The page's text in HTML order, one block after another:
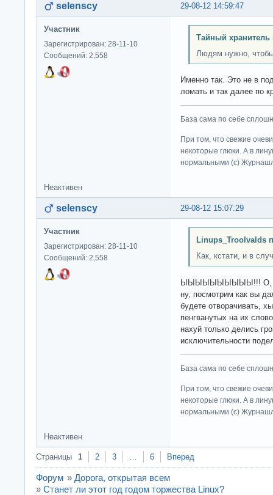
29-08-12 14:59:47
selenscy
Участник
Зарегистрирован: 28-11-10
Сообщений: 2,558
Тайный хранитель
Людям нужно,
Именно так. Это не в
ломать и так далее по
База сама по себе
При том, что свежие
некоторые глюки. А в
нормальными (c)
Неактивен
29-08-12 15:07:29
selenscy
Участник
Зарегистрирован: 28-11-10
Сообщений: 2,558
Linups_Troolvalds
Как, кстати, и в
ЫЫЫЫЫЫЫЫЫЫ!!! О,
ну, посмотрим как вы
будете отворачивать,
пенгванутых на их
нахуй только делись
исключительности
База сама по себе
При том, что свежие
некоторые глюки. А в
нормальными (c)
Неактивен
Страницы 1 2 3 6 Вперед
Форум » Дорога, открытая всем
» Станет ли этот год годом торжества Linux?